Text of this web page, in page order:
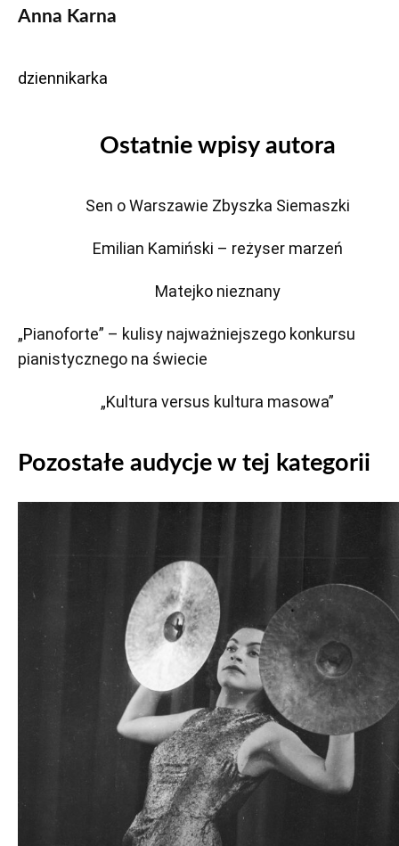
Anna Karna
dziennikarka
Ostatnie wpisy autora
Sen o Warszawie Zbyszka Siemaszki
Emilian Kamiński – reżyser marzeń
Matejko nieznany
„Pianoforte” – kulisy najważniejszego konkursu
pianistycznego na świecie
„Kultura versus kultura masowa”
Pozostałe audycje w tej kategorii